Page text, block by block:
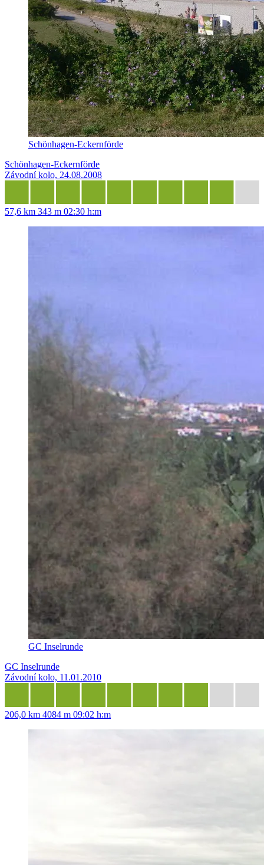
Schönhagen-Eckernförde
Schönhagen-Eckernförde
Závodní kolo, 24.08.2008
57,6 km 343 m 02:30 h:m
GC Inselrunde
GC Inselrunde
Závodní kolo, 11.01.2010
206,0 km 4084 m 09:02 h:m